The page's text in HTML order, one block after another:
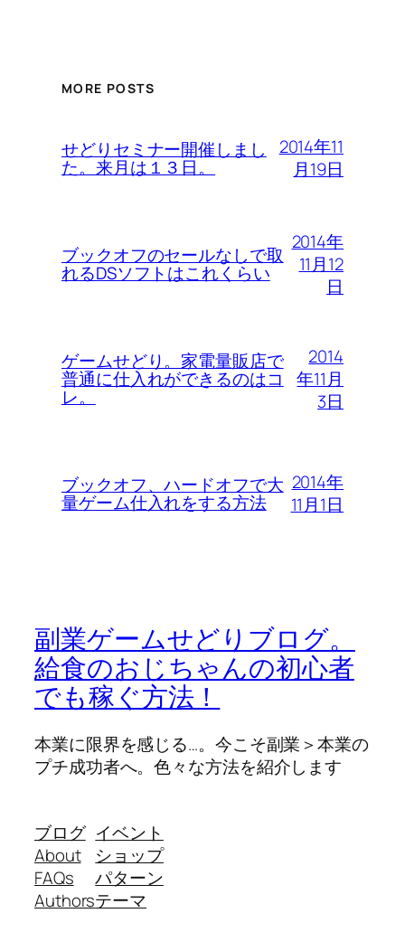
MORE POSTS
せどりセミナー開催しまし
た。来月は１３日。
2014年11
月19日
ブックオフのセールなしで取
れるDSソフトはこれくらい
2014年
11月12
日
ゲームせどり。家電量販店で
普通に仕入れができるのはコ
レ。
2014
年11月
3日
ブックオフ、ハードオフで大
量ゲーム仕入れをする方法
2014年
11月1日
副業ゲームせどりブログ。
給食のおじちゃんの初心者
でも稼ぐ方法！
本業に限界を感じる…。今こそ副業＞本業の
プチ成功者へ。色々な方法を紹介します
ブログ
About
FAQs
Authors
イベント
ショップ
パターン
テーマ